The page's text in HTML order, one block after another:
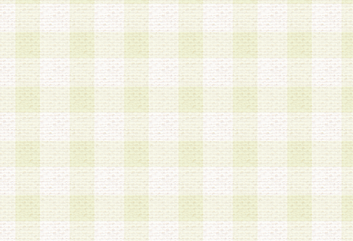
貸与、名義変更、売買その他形態を問わず第三者
ならないものとします。
4.当社は、会員によるログインIDおよびパスワー
盗用など第三者の利用に伴う損害の発生について
き事由の有無、その他原因の如何を問わず、一切
のとします。
第5条 会員の登録情報
1.当社は、会員の登録情報に含まれる氏名・住所
アドレス等会員個人を識別できる情報を当社が別
シーポリシー
」に基づき適切に取り扱うものとし
は、当該個人情報を以下の各号に定める目的に利